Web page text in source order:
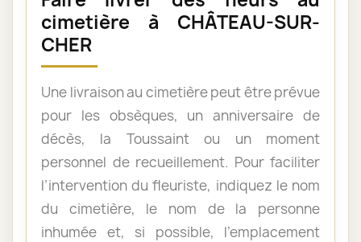
cimetière à CHÂTEAU-SUR-
CHER
Une livraison au cimetière peut être prévue
pour les obsèques, un anniversaire de
décès, la Toussaint ou un moment
personnel de recueillement. Pour faciliter
l’intervention du fleuriste, indiquez le nom
du cimetière, le nom de la personne
inhumée et, si possible, l’emplacement